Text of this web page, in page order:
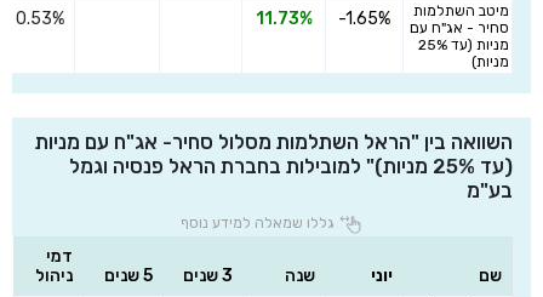
מיטב השתלמות
סחיר - אג"ח עם
מניות (עד 25%
מניות)
-1.65%
11.73%
0.53%
השוואה בין "הראל השתלמות מסלול סחיר- אג"ח עם מניות
(עד 25% מניות)" למובילות בחברת הראל פנסיה וגמל
בע"מ
גללו שמאלה למידע נוסף
שם יוני שנה 3 שנים 5 שנים
דמי
ניהול